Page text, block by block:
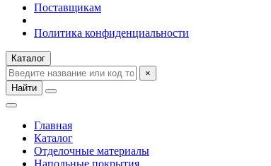
Поставщикам
Политика конфиденциальности
Каталог
×
Найти
Главная
Каталог
Отделочные материалы
Напольные покрытия